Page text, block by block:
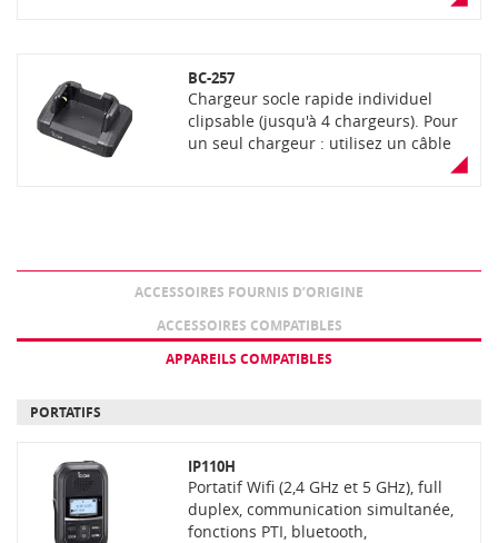
BC-257
Chargeur socle rapide individuel
clipsable (jusqu'à 4 chargeurs). Pour
un seul chargeur : utilisez un câble
jusqu’à 4 chargeurs clipsés.
ACCESSOIRES FOURNIS D’ORIGINE
ACCESSOIRES COMPATIBLES
APPAREILS COMPATIBLES
PORTATIFS
IP110H
Portatif Wifi (2,4 GHz et 5 GHz), full
duplex, communication simultanée,
fonctions PTI, bluetooth,